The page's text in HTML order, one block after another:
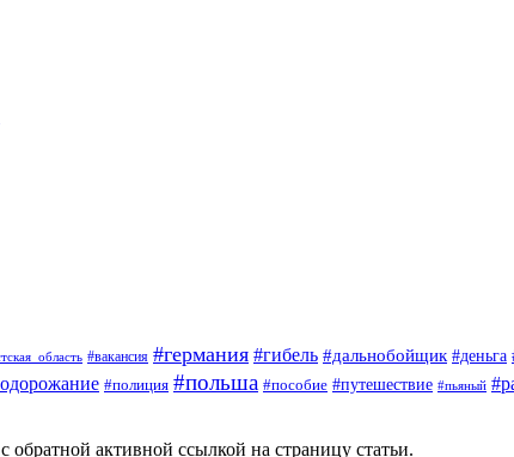
#вакансия #германия #гибель #дальнобойщик #деньга
#полиция #польша #пособие #путешествие #пьяный
обратной активной ссылкой на страницу статьи.